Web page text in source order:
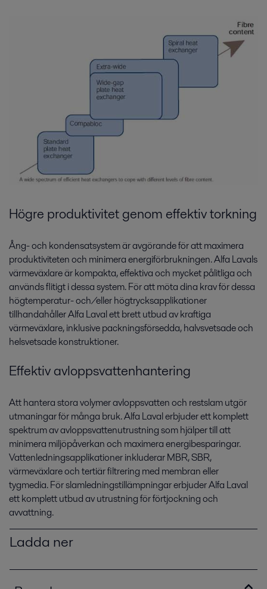
Högre produktivitet genom effektiv torkning
Ång- och kondensatsystem är avgörande för att maximera
produktiviteten och minimera energiförbrukningen. Alfa Lavals
värmeväxlare är kompakta, effektiva och mycket pålitliga och
används flitigt i dessa system. För att möta dina krav för dessa
högtemperatur- och/eller högtrycksapplikationer
tillhandahåller Alfa Laval ett brett utbud av kraftiga
värmeväxlare, inklusive packningsförsedda, halvsvetsade och
helsvetsade konstruktioner.
Effektiv avloppsvattenhantering
Att hantera stora volymer avloppsvatten och restslam utgör
utmaningar för många bruk. Alfa Laval erbjuder ett komplett
spektrum av avloppsvattenutrustning som hjälper till att
minimera miljöpåverkan och maximera energibesparingar.
Vattenledningsapplikationer inkluderar MBR, SBR,
värmeväxlare och tertiär filtrering med membran eller
tygmedia. För slamledningstillämpningar erbjuder Alfa Laval
ett komplett utbud av utrustning för förtjockning och
avvattning.
Ladda ner